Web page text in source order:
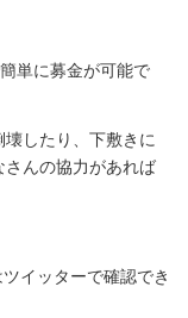
単に募金が可能で
したり、下敷きに
んの協力があれば
イッターで確認でき